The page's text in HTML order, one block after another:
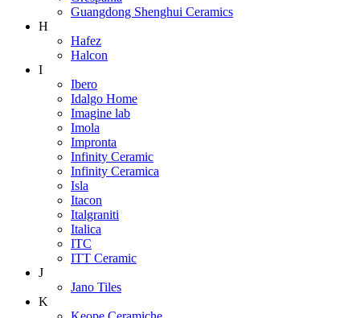
Guangdong Shenghui Ceramics
H
Hafez
Halcon
I
Ibero
Idalgo Home
Imagine lab
Imola
Impronta
Infinity Ceramic
Infinity Ceramica
Isla
Itacon
Italgraniti
Italica
ITC
ITT Ceramic
J
Jano Tiles
K